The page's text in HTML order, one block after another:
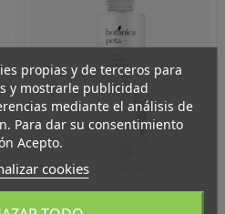
propias y de terceros para
y mostrarle publicidad
mediante el análisis de
Para dar su consentimiento
Acepto.
cookies